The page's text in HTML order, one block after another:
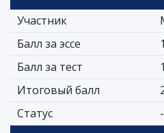
Участник
Балл за эссе
Балл за тест
Итоговый балл
Статус
-